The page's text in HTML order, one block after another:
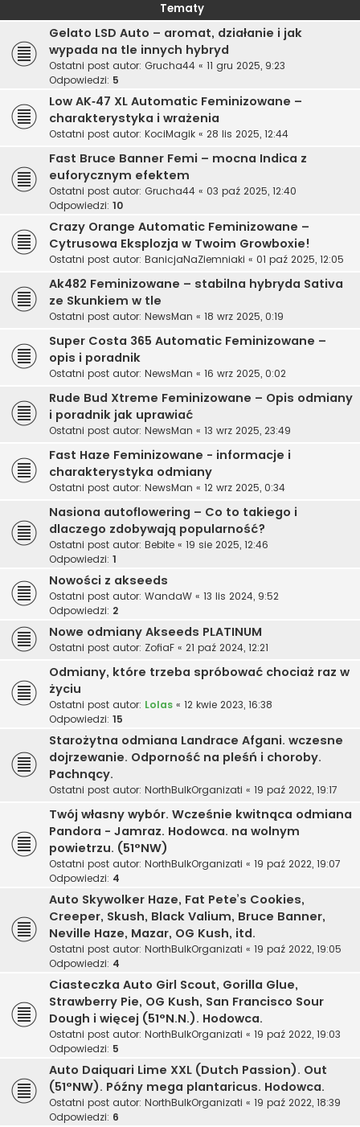
Tematy
Gelato LSD Auto – aromat, działanie i jak
wypada na tle innych hybryd
Ostatni post autor: Grucha44 « 11 gru 2025, 9:23
Odpowiedzi: 5
Low AK‑47 XL Automatic Feminizowane –
charakterystyka i wrażenia
Ostatni post autor: KociMagik « 28 lis 2025, 12:44
Fast Bruce Banner Femi – mocna Indica z
euforycznym efektem
Ostatni post autor: Grucha44 « 03 paź 2025, 12:40
Odpowiedzi: 10
Crazy Orange Automatic Feminizowane –
Cytrusowa Eksplozja w Twoim Growboxie!
Ostatni post autor: BanicjaNaZiemniaki « 01 paź 2025, 12:05
Ak482 Feminizowane – stabilna hybryda Sativa
ze Skunkiem w tle
Ostatni post autor: NewsMan « 18 wrz 2025, 0:19
Super Costa 365 Automatic Feminizowane –
opis i poradnik
Ostatni post autor: NewsMan « 16 wrz 2025, 0:02
Rude Bud Xtreme Feminizowane – Opis odmiany
i poradnik jak uprawiać
Ostatni post autor: NewsMan « 13 wrz 2025, 23:49
Fast Haze Feminizowane - informacje i
charakterystyka odmiany
Ostatni post autor: NewsMan « 12 wrz 2025, 0:34
Nasiona autoflowering – Co to takiego i
dlaczego zdobywają popularność?
Ostatni post autor: Bebite « 19 sie 2025, 12:46
Odpowiedzi: 1
Nowości z akseeds
Ostatni post autor: WandaW « 13 lis 2024, 9:52
Odpowiedzi: 2
Nowe odmiany Akseeds PLATINUM
Ostatni post autor: ZofiaF « 21 paź 2024, 12:21
Odmiany, które trzeba spróbować chociaż raz w
życiu
Ostatni post autor: Lolas « 12 kwie 2023, 16:38
Odpowiedzi: 15
Starożytna odmiana Landrace Afgani. wczesne
dojrzewanie. Odporność na pleśń i choroby.
Pachnący.
Ostatni post autor: NorthBulkOrganizati « 19 paź 2022, 19:17
Twój własny wybór. Wcześnie kwitnąca odmiana
Pandora - Jamraz. Hodowca. na wolnym
powietrzu. (51°NW)
Ostatni post autor: NorthBulkOrganizati « 19 paź 2022, 19:07
Odpowiedzi: 4
Auto Skywolker Haze, Fat Pete’s Cookies,
Creeper, Skush, Black Valium, Bruce Banner,
Neville Haze, Mazar, OG Kush, itd.
Ostatni post autor: NorthBulkOrganizati « 19 paź 2022, 19:05
Odpowiedzi: 4
Ciasteczka Auto Girl Scout, Gorilla Glue,
Strawberry Pie, OG Kush, San Francisco Sour
Dough i więcej (51°N.N.). Hodowca.
Ostatni post autor: NorthBulkOrganizati « 19 paź 2022, 19:03
Odpowiedzi: 5
Auto Daiquari Lime XXL (Dutch Passion). Out
(51°NW). Późny mega plantaricus. Hodowca.
Ostatni post autor: NorthBulkOrganizati « 19 paź 2022, 18:39
Odpowiedzi: 6